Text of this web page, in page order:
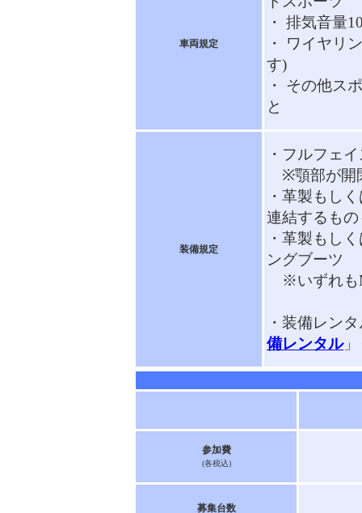
車両規定
・ 排気音量
・ ワイヤリ
す)
・ その他ス
と
装備規定
・フルフェ
※顎部が開
・革製もし
連結するも
・革製もし
ングブーツ
※いずれも
・装備レン
備レンタル
参加費
(各税込)
募集台数